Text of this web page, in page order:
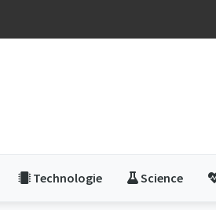
Technologie Science